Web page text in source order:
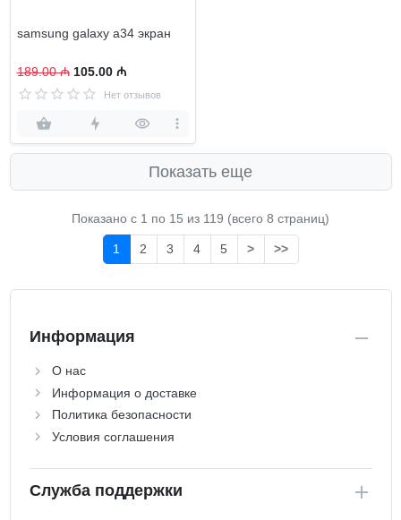
samsung galaxy a34 экран
189.00 ₼ 105.00 ₼
Нет отзывов
Показать еще
Показано с 1 по 15 из 119 (всего 8 страниц)
1 2 3 4 5 > >>
Информация
О нас
Информация о доставке
Политика безопасности
Условия соглашения
Служба поддержки